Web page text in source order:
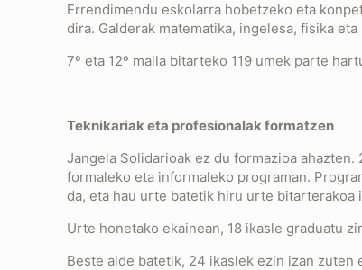
Errendimendu eskolarra hobetzeko eta
dira. Galderak matematika, ingelesa, fisika
7º eta 12º maila bitarteko 119 umek parte
Teknikariak eta profesionalak formatzen
Jangela Solidarioak ez du formazioa
formaleko eta informaleko programan.
da, eta hau urte batetik hiru urte bitarterakoa
Urte honetako ekainean, 18 ikasle graduatu
Beste alde batetik, 24 ikaslek ezin izan